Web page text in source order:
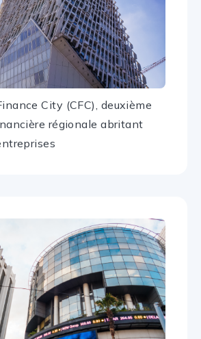
City (CFC), deuxième
régionale abritant